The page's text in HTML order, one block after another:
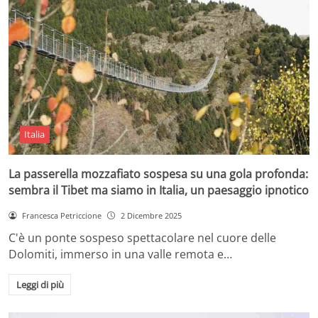
Italia
La passerella mozzafiato sospesa su una gola profonda:
sembra il Tibet ma siamo in Italia, un paesaggio ipnotico
Francesca Petriccione 2 Dicembre 2025
C'è un ponte sospeso spettacolare nel cuore delle
Dolomiti, immerso in una valle remota e…
Leggi di più